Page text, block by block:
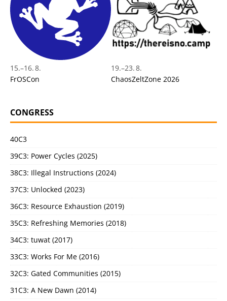
15.–16. 8.
FrOSCon
19.–23. 8.
ChaosZeltZone 2026
CONGRESS
40C3
39C3: Power Cycles (2025)
38C3: Illegal Instructions (2024)
37C3: Unlocked (2023)
36C3: Resource Exhaustion (2019)
35C3: Refreshing Memories (2018)
34C3: tuwat (2017)
33C3: Works For Me (2016)
32C3: Gated Communities (2015)
31C3: A New Dawn (2014)